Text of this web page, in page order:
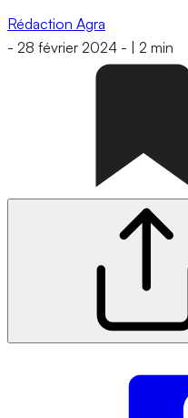
Rédaction Agra
- 28 février 2024 - 2 min